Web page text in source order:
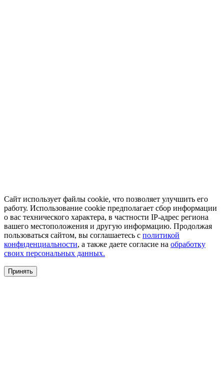
Сайт использует файлы cookie, что позволяет улучшить его
работу. Использование cookie предполагает сбор информации
о вас технического характера, в частности IP-адрес региона
вашего местоположения и другую информацию. Продолжая
пользоваться сайтом, вы соглашаетесь с политикой
конфиденциальности, а также даете согласие на обработку
своих персональных данных.
Принять